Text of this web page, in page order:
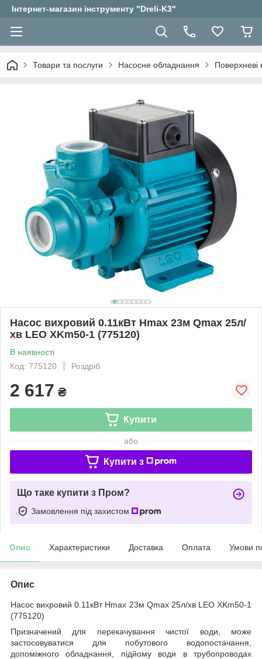
Інтернет-магазин інструменту "Dreli-K3"
Товари та послуги Насосне обладнання Поверхневі
Насос вихровий 0.11кВт Hmax 23м Qmax 25л/
хв LEO XKm50-1 (775120)
В наявності
Код: 775120
Роздріб
2 617 ₴
Купити
або
Купити з
Що таке купити з Пром?
Замовлення під захистом
Опис Характеристики Доставка Оплата Умови
Опис
Насос вихровий 0.11кВт Hmax 23м Qmax 25л/хв LEO XKm50-1
(775120)
Призначений для перекачування чистої води, може
застосовуватися для побутового водопостачання,
допоміжного обладнання, підйому води в трубопроводах